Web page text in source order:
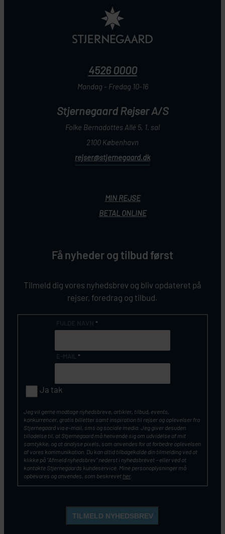
4526 0000
Mandag - Fredag 10-16
Stjernegaard Rejser A/S
Folke Bernadottes Allé 5, 1. sal
2100 København
rejser@stjernegaard.dk
MIN REJSE
BETAL ONLINE
Få nyheder og tilbud først
Tilmeld dig vores nyhedsbrev og bliv opdateret på
rejser, foredrag og tilbud.
*
*
Ja tak
Jeg vil gerne modtage nyhedsbreve, artikler, tilbud, events,
konkurrencer, gratis billetter samt inspiration til rejser og oplevelser fra
Stjernegaard via e-mail, sms og sociale media. Jeg giver desuden
tilladelse til, at Stjernegaard må henvende sig om udvidelse af mit
samtykke, og at analyse pixels, som anvendes for at forbedre oplevelsen
af vores kommunikation. Du kan altid tilbagekalde din tilmelding ved at
klikke på ”Afmeld nyhedsbrev” nederst i nyhedsbrevet – eller ved at
kontakte Stjernegaards kundeservice. Mine personoplysninger må
opbevares og anvendes, som beskrevet her